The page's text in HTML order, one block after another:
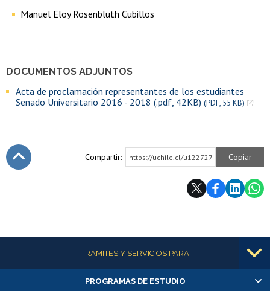
DOCUMENTOS ADJUNTOS
Acta de proclamación representantes de los estudiantes
Senado Universitario 2016 - 2018 (.pdf, 42KB) (PDF, 55 KB)
Manuel Eloy Rosenbluth Cubillos
Compartir: https://uchile.cl/u122727 Copiar
Más informaciónTRÁMITES Y SERVICIOS PARA
Alumnas/os y exalumnas/os
PROGRAMAS DE ESTUDIO